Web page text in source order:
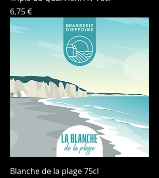
Price
6,75 €
Blanche de la plage 75cl